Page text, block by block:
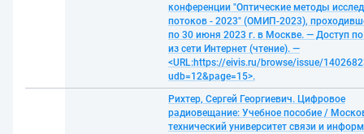
конференции "Оптические методы
потоков - 2023" (ОМИП-2023),
по 30 июня 2023 г. в Москве. — Доступ
из сети Интернет (чтение). —
<URL:https://eivis.ru/browse/issue/
udb=12&page=15>.
Рихтер, Сергей Георгиевич. Цифровое
радиовещание: Учебное пособие /
технический университет связи и